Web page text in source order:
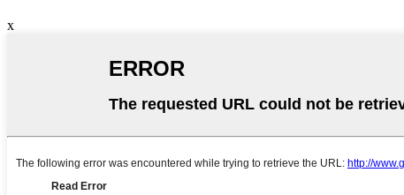
x